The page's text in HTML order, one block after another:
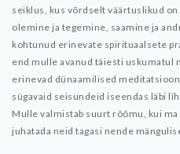
seiklus, kus võrdselt väärtuslikud
olemine ja tegemine, saamine ja
kohtunud erinevate spirituaalsete
end mulle avanud täiesti uskumatul
erinevad dünaamilised
sügavaid seisundeid iseendas läbi
Mulle valmistab suurt rõõmu, kui
juhatada neid tagasi nende